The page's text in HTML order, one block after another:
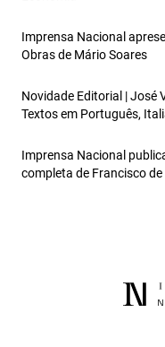
Imprensa Nacional
Obras de Mário Soares
Novidade Editorial | José
Textos em Português,
Imprensa Nacional
completa de Francisco de